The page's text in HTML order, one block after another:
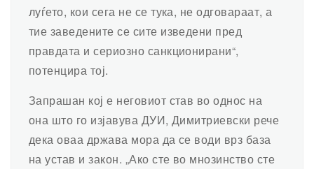
луѓето, кои сега не се тука, не одговараат, а
тие заведените се сите изведени пред
правдата и сериозно санкционирани“,
потенцира тој.
Запрашан кој е неговиот став во однос на
она што го изјавува ДУИ, Димитриевски рече
дека оваа држава мора да се води врз база
на устав и закон. „Ако сте во мнозинство сте